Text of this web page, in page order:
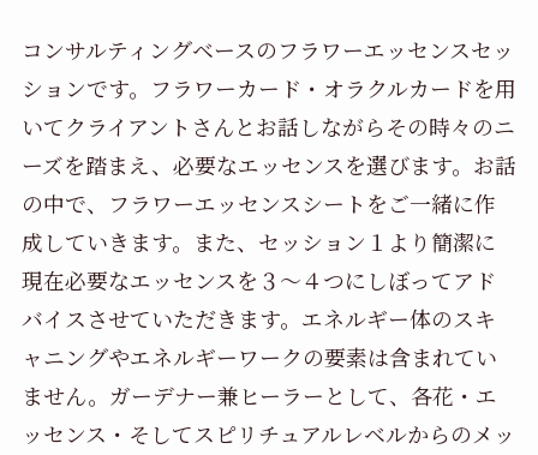
コンサルティングベースのフラワーエッセンスセッ
ションです。フラワーカード・オラクルカードを用
いてクライアントさんとお話しながらその時々のニ
ーズを踏まえ、必要なエッセンスを選びます。お話
の中で、フラワーエッセンスシートをご一緒に作
成していきます。また、セッション１より簡潔に
現在必要なエッセンスを３～４つにしぼってアド
バイスさせていただきます。エネルギー体のスキ
ャニングやエネルギーワークの要素は含まれてい
ません。ガーデナー兼ヒーラーとして、各花・エ
ッセンス・そしてスピリチュアルレベルからのメッ